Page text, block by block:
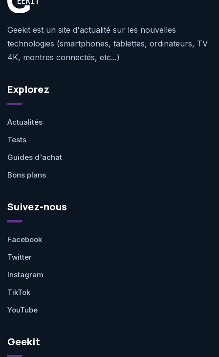
Geekit est un site d'actualité sur les nouvelles
technologies (smartphones, tablettes, ordinateurs, TV
4K, montres connectés, etc...)
Explorez
Actualités
Tests
Guides d'achat
Bons plans
Suivez-nous
Facebook
Twitter
Instagram
TikTok
YouTube
Geekit